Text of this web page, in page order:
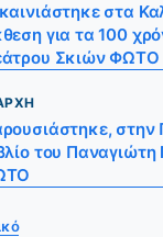
στα
για τα 100
Σκιών ΦΩΤΟ
στην
του